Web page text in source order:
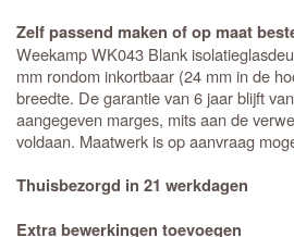
Zelf passend maken of op maat
Weekamp WK043 Blank
mm rondom inkortbaar (24 mm in de
breedte. De garantie van 6 jaar blijft
aangegeven marges, mits aan de
voldaan. Maatwerk is op aanvraag
Thuisbezorgd in 21 werkdagen
Extra bewerkingen toevoegen